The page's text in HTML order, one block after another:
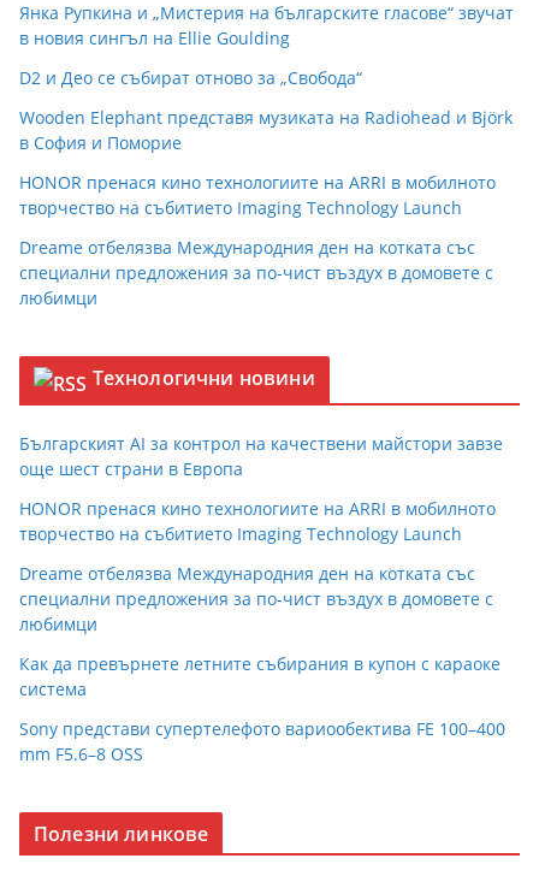
Янка Рупкина и „Мистерия на българските гласове“ звучат
в новия сингъл на Ellie Goulding
D2 и Део се събират отново за „Свобода“
Wooden Elephant представя музиката на Radiohead и Björk
в София и Поморие
HONOR пренася кино технологиите на ARRI в мобилното
творчество на събитието Imaging Technology Launch
Dreame отбелязва Международния ден на котката със
специални предложения за по-чист въздух в домовете с
любимци
Технологични новини
Българският AI за контрол на качествени майстори завзе
още шест страни в Европа
HONOR пренася кино технологиите на ARRI в мобилното
творчество на събитието Imaging Technology Launch
Dreame отбелязва Международния ден на котката със
специални предложения за по-чист въздух в домовете с
любимци
Как да превърнете летните събирания в купон с караоке
система
Sony представи супертелефото вариообектива FE 100–400
mm F5.6–8 OSS
Полезни линкове